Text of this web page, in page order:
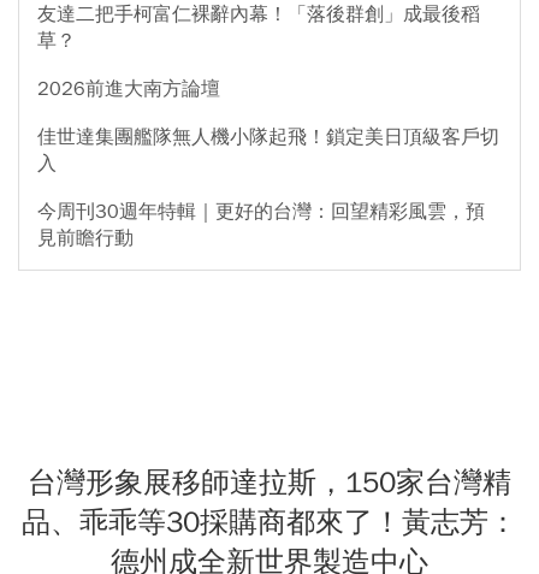
友達二把手柯富仁裸辭內幕！「落後群創」成最後稻
草？
2026前進大南方論壇
佳世達集團艦隊無人機小隊起飛！鎖定美日頂級客戶切
入
今周刊30週年特輯｜更好的台灣：回望精彩風雲，預
見前瞻行動
台灣形象展移師達拉斯，150家台灣精
品、乖乖等30採購商都來了！黃志芳：
德州成全新世界製造中心